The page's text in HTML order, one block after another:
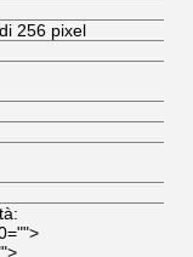
256 pixel